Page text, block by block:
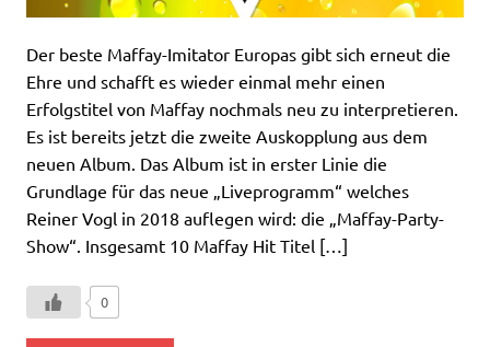
Der beste Maffay-Imitator Europas gibt sich erneut die
Ehre und schafft es wieder einmal mehr einen
Erfolgstitel von Maffay nochmals neu zu interpretieren.
Es ist bereits jetzt die zweite Auskopplung aus dem
neuen Album. Das Album ist in erster Linie die
Grundlage für das neue „Liveprogramm“ welches
Reiner Vogl in 2018 auflegen wird: die „Maffay-Party-
Show“. Insgesamt 10 Maffay Hit Titel […]
0